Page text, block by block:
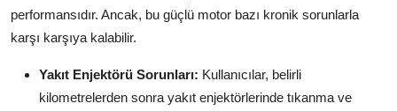
performansıdır. Ancak, bu güçlü motor bazı kronik sorunlarla
karşı karşıya kalabilir.
Yakıt Enjektörü Sorunları: Kullanıcılar, belirli
kilometrelerden sonra yakıt enjektörlerinde tıkanma ve